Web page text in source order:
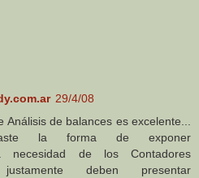
29/4/08
de balances es excelente...
la forma de exponer
necesidad de los Contadores
deben presentar